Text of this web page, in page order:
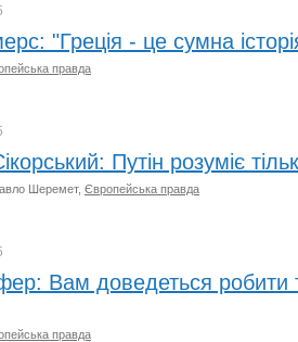
"Греція - це сумна
правда
Путін розуміє
Шеремет, Європейська правда
Вам доведеться робити
правда